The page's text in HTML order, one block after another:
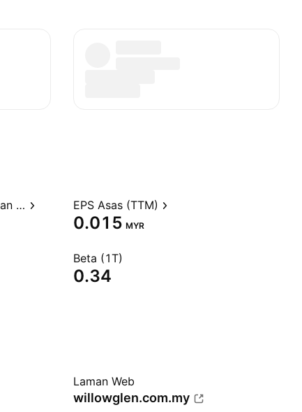
Nisbah harga kepada perolehan (TTM) EPS Asas (TTM)
0.015 MYR
Beta (1T)
0.34
Laman Web
willowglen.com.my